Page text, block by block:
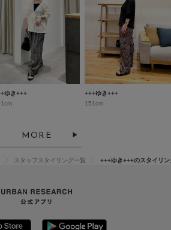
ゆき+++
+++ゆき+++
151cm
MORE
スタッフスタイリング一覧 +++ゆき+++のスタイリン